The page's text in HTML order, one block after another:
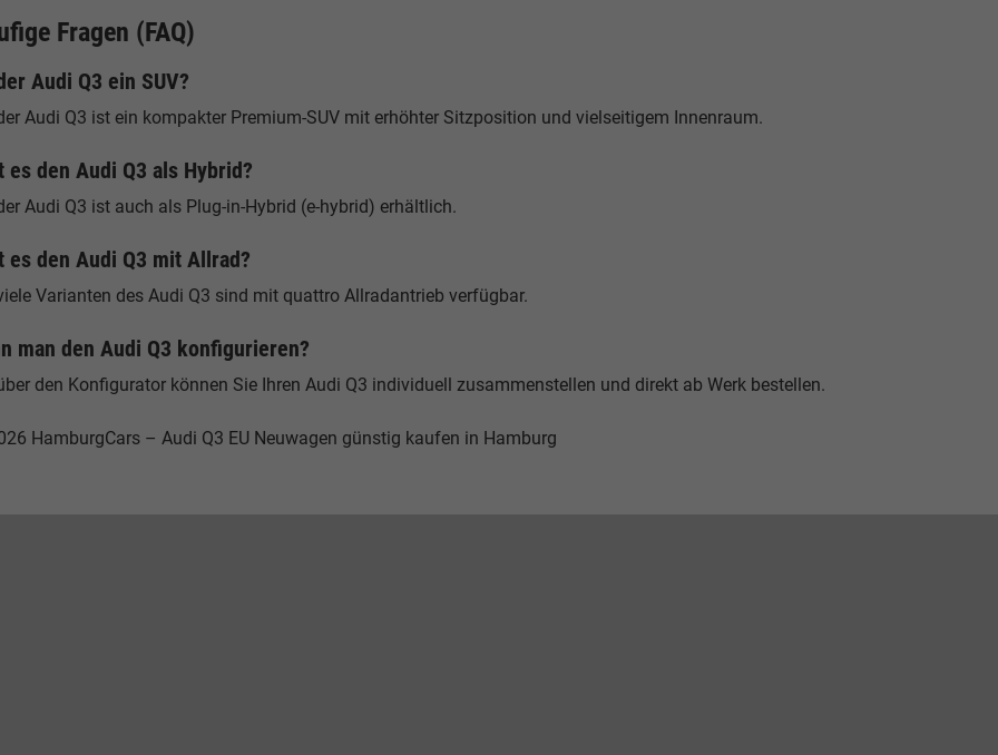
Fragen (FAQ)
Audi Q3 ein SUV?
Audi Q3 ist ein kompakter Premium-SUV mit erhöhter Sitzposition und vielseitigem Innenraum.
es den Audi Q3 als Hybrid?
Audi Q3 ist auch als Plug-in-Hybrid (e-hybrid) erhältlich.
es den Audi Q3 mit Allrad?
Varianten des Audi Q3 sind mit quattro Allradantrieb verfügbar.
man den Audi Q3 konfigurieren?
den Konfigurator können Sie Ihren Audi Q3 individuell zusammenstellen und direkt ab Werk bestellen.
HamburgCars – Audi Q3 EU Neuwagen günstig kaufen in Hamburg